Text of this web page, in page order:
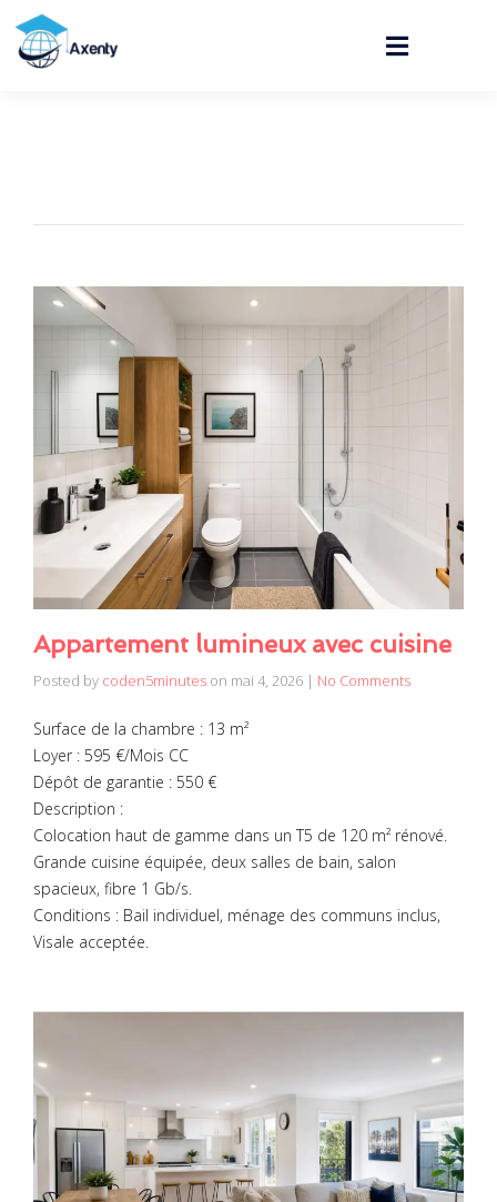
Appartement lumineux avec cuisine
Posted by coden5minutes on mai 4, 2026 | No Comments
Surface de la chambre : 13 m²
Loyer : 595 €/Mois CC
Dépôt de garantie : 550 €
Description :
Colocation haut de gamme dans un T5 de 120 m² rénové.
Grande cuisine équipée, deux salles de bain, salon
spacieux, fibre 1 Gb/s.
Conditions : Bail individuel, ménage des communs inclus,
Visale acceptée.